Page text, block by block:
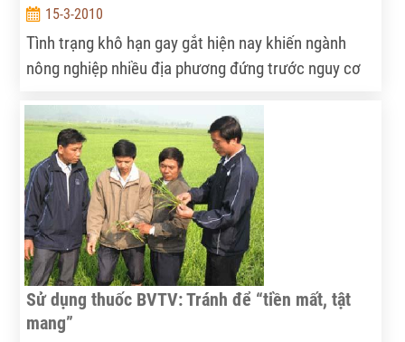
được khẳng định khi Nghị quyết Hội nghị lần thứ 7
của Ban chấp hành Trung ương Đảng khóa X về nông
nghiệp, nông dân, nông thôn được ban hành và đi
càng khởi sắc...
15-3-2010
Tình trạng khô hạn gay gắt hiện nay khiến ngành
nông nghiệp nhiều địa phương đứng trước nguy cơ
Ở địa bàn Dak Lak, tình trạng này cũng đang diễn ra
tại một vài nơi làm không ít hộ nông dân lo lắng.
Sử dụng thuốc BVTV: Tránh để “tiền mất, tật
mang”